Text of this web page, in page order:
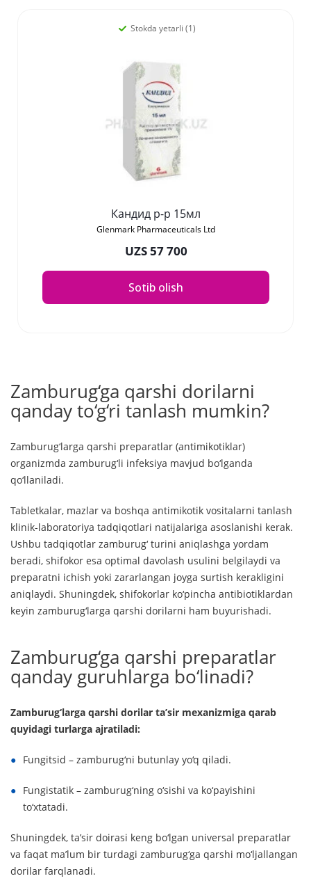
Stokda yetarli (1)
Кандид р-р 15мл
Glenmark Pharmaceuticals Ltd
UZS 57 700
Sotib olish
Zamburug‘ga qarshi dorilarni
qanday to‘g‘ri tanlash mumkin?
Zamburug‘larga qarshi preparatlar (antimikotiklar)
organizmda zamburug‘li infeksiya mavjud bo‘lganda
qo‘llaniladi.
Tabletkalar, mazlar va boshqa antimikotik vositalarni tanlash
klinik-laboratoriya tadqiqotlari natijalariga asoslanishi kerak.
Ushbu tadqiqotlar zamburug‘ turini aniqlashga yordam
beradi, shifokor esa optimal davolash usulini belgilaydi va
preparatni ichish yoki zararlangan joyga surtish kerakligini
aniqlaydi. Shuningdek, shifokorlar ko‘pincha antibiotiklardan
keyin zamburug‘larga qarshi dorilarni ham buyurishadi.
Zamburug‘ga qarshi preparatlar
qanday guruhlarga bo‘linadi?
Zamburug‘larga qarshi dorilar ta’sir mexanizmiga qarab
quyidagi turlarga ajratiladi:
Fungitsid – zamburug‘ni butunlay yo‘q qiladi.
Fungistatik – zamburug‘ning o‘sishi va ko‘payishini
to‘xtatadi.
Shuningdek, ta’sir doirasi keng bo‘lgan universal preparatlar
va faqat ma’lum bir turdagi zamburug‘ga qarshi mo‘ljallangan
dorilar farqlanadi.